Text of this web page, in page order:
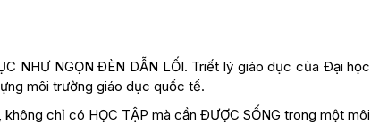
NHƯ NGỌN ĐÈN DẪN LỐI. Triết lý giáo dục của Đại học
môi trường giáo dục quốc tế.
chỉ có HỌC TẬP mà cần ĐƯỢC SỐNG trong một môi